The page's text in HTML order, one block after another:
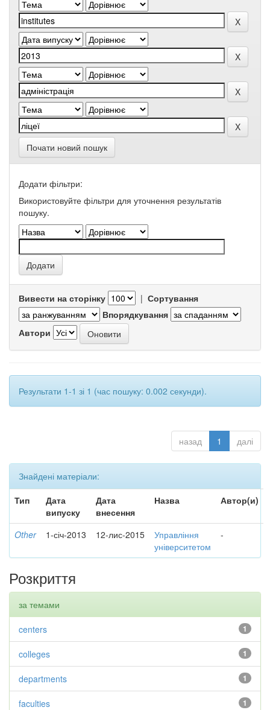
Почати новий пошук
Додати фільтри:
Використовуйте фільтри для уточнення результатів
пошуку.
Вивести на сторінку | Сортування
Впорядкування
Автори
Результати 1-1 зі 1 (час пошуку: 0.002 секунди).
назад 1 далі
Знайдені матеріали:
Тип
Дата
випуску
Дата
внесення
Назва Автор(и)
Other 1-січ-2013 12-лис-2015
Управління
університетом
-
Розкриття
за темами
1
centers
1
colleges
1
departments
1
faculties